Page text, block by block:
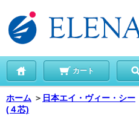
カート
ホーム ＞ 日本エイ・ヴィー・シー
(４芯)